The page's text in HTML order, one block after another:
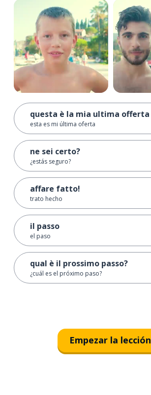
questa è la mia ultima offerta
esta es mi última oferta
ne sei certo?
¿estás seguro?
affare fatto!
trato hecho
il passo
el paso
qual è il prossimo passo?
¿cuál es el próximo paso?
Empezar la lección